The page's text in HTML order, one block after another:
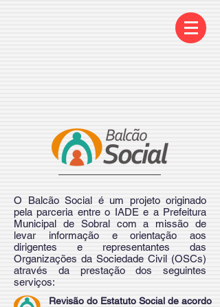
O Balcão Social é um projeto originado
pela parceria entre o IADE e a Prefeitura
Municipal de Sobral com a missão de
levar informação e orientação aos
dirigentes e representantes das
Organizações da Sociedade Civil (OSCs)
através da prestação dos seguintes
serviços:
Revisão do Estatuto Social de acordo